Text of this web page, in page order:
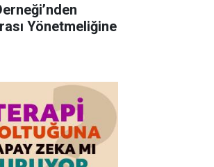
Yönetmeliğine